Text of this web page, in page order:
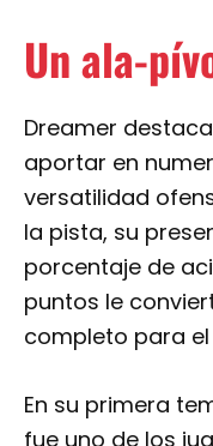
Un ala-
Dreamer
aportar en
versatilidad
la pista, su
porcentaje de
puntos le
completo para
En su primera
fue uno de los